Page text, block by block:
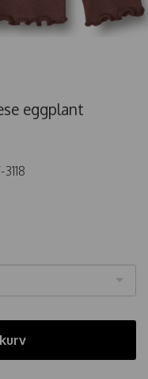
eggplant